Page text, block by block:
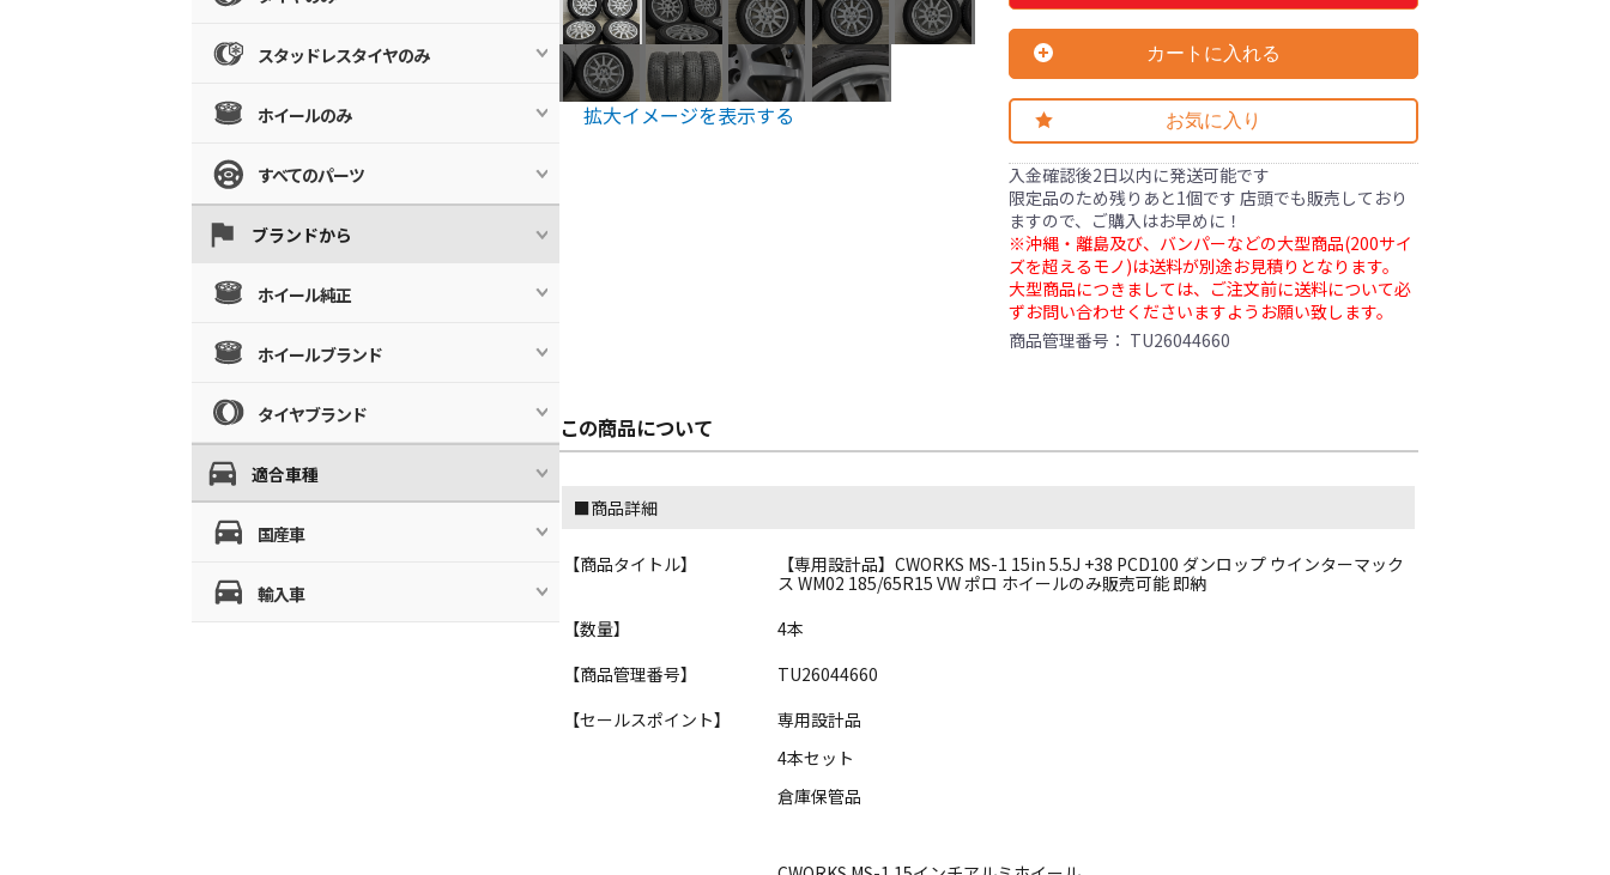
拡大イメージを表示する
カートに入れる
お気に入り
入金確認後2日以内に発送可能です
限定品のため残りあと1個です 店頭でも販売しており
ますので、ご購入はお早めに！
※沖縄・離島及び、バンパーなどの大型商品(200サイ
ズを超えるモノ)は送料が別途お見積りとなります。
大型商品につきましては、ご注文前に送料について必
ずお問い合わせくださいますようお願い致します。
商品管理番号： TU26044660
この商品について
■商品詳細
【商品タイトル】
【専用設計品】CWORKS MS-1 15in 5.5J +38 PCD100 ダンロップ ウインターマック
ス WM02 185/65R15 VW ポロ ホイールのみ販売可能 即納
【数量】
4本
【商品管理番号】
TU26044660
【セールスポイント】
専用設計品
4本セット
倉庫保管品
スタッドレスタイヤのみ
ホイールのみ
すべてのパーツ
ブランドから
ホイール純正
ホイールブランド
タイヤブランド
適合車種
国産車
輸入車